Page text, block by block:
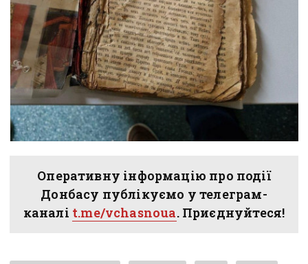
Оперативну інформацію про події
Донбасу публікуємо у телеграм-
каналі t.me/vchasnoua. Приєднуйтеся!